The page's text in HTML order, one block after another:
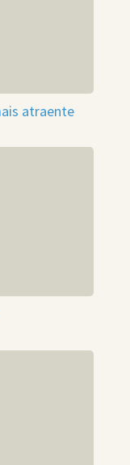
atraente